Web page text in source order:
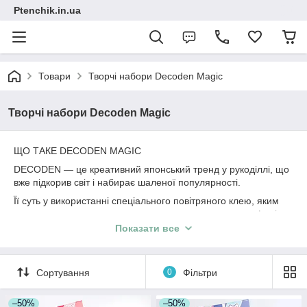
Ptenchik.in.ua
Товари Творчі набори Decoden Magic
Творчі набори Decoden Magic
ЩО ТАКЕ DECODEN MAGIC
DECODEN — це креативний японський тренд у рукоділлі, що
вже підкорив світ і набирає шаленої популярності.
Її суть у використанні спеціального повітряного клею, яким
прикрашають аксесуари для волосся, чохли для телефонів,
брелоки та інші дрібнички.Завдяки клею створюються яскраві
стразами та підвісками.
Це рукоділля поєднує креативність і персоналізацію, дарує
Саме через соціальні мережі ця естетика стрімко
Показати все
Сортування 0 Фільтри
–50% –50%